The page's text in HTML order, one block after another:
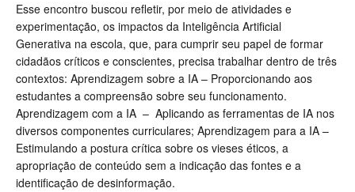
Esse encontro buscou refletir, por meio de atividades e
experimentação, os impactos da Inteligência Artificial
Generativa na escola, que, para cumprir seu papel de formar
cidadãos críticos e conscientes, precisa trabalhar dentro de três
contextos: Aprendizagem sobre a IA – Proporcionando aos
estudantes a compreensão sobre seu funcionamento.
Aprendizagem com a IA – Aplicando as ferramentas de IA nos
diversos componentes curriculares; Aprendizagem para a IA –
Estimulando a postura crítica sobre os vieses éticos, a
apropriação de conteúdo sem a indicação das fontes e a
identificação de desinformação.